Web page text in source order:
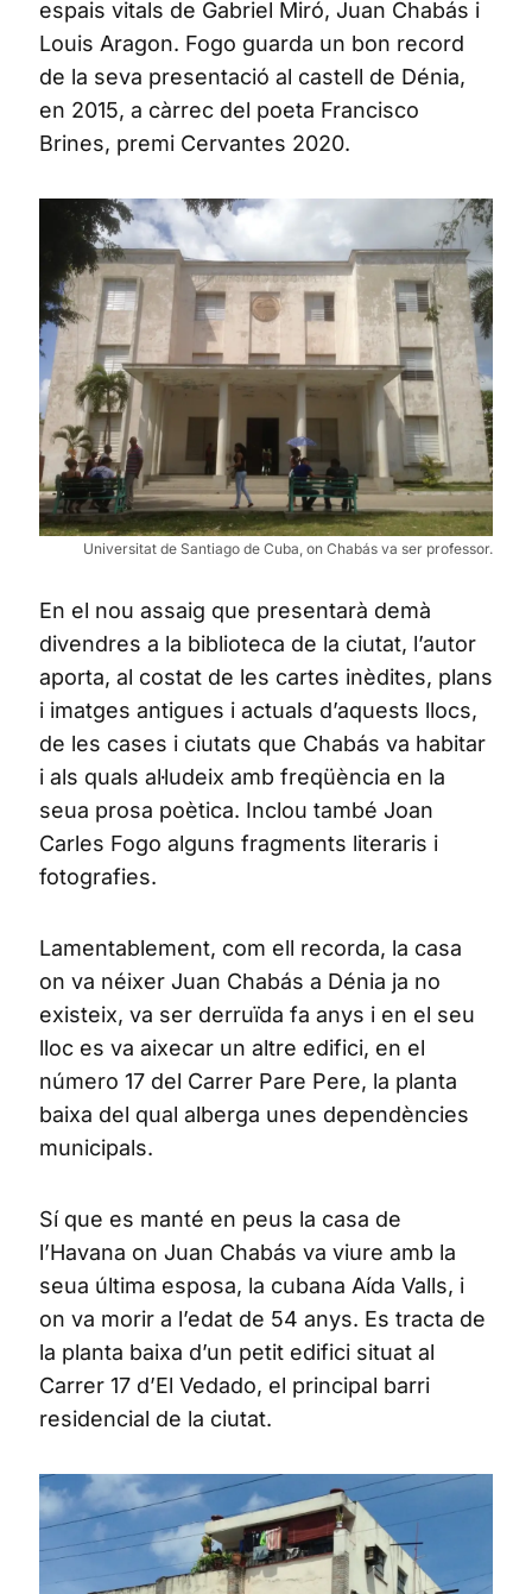
espais vitals de Gabriel Miró, Juan Chabás i
Louis Aragon. Fogo guarda un bon record
de la seva presentació al castell de Dénia,
en 2015, a càrrec del poeta Francisco
Brines, premi Cervantes 2020.
Universitat de Santiago de Cuba, on Chabás va ser professor.
En el nou assaig que presentarà demà
divendres a la biblioteca de la ciutat, l’autor
aporta, al costat de les cartes inèdites, plans
i imatges antigues i actuals d’aquests llocs,
de les cases i ciutats que Chabás va habitar
i als quals al·ludeix amb freqüència en la
seua prosa poètica. Inclou també Joan
Carles Fogo alguns fragments literaris i
fotografies.
Lamentablement, com ell recorda, la casa
on va néixer Juan Chabás a Dénia ja no
existeix, va ser derruïda fa anys i en el seu
lloc es va aixecar un altre edifici, en el
número 17 del Carrer Pare Pere, la planta
baixa del qual alberga unes dependències
municipals.
Sí que es manté en peus la casa de
l’Havana on Juan Chabás va viure amb la
seua última esposa, la cubana Aída Valls, i
on va morir a l’edat de 54 anys. Es tracta de
la planta baixa d’un petit edifici situat al
Carrer 17 d’El Vedado, el principal barri
residencial de la ciutat.